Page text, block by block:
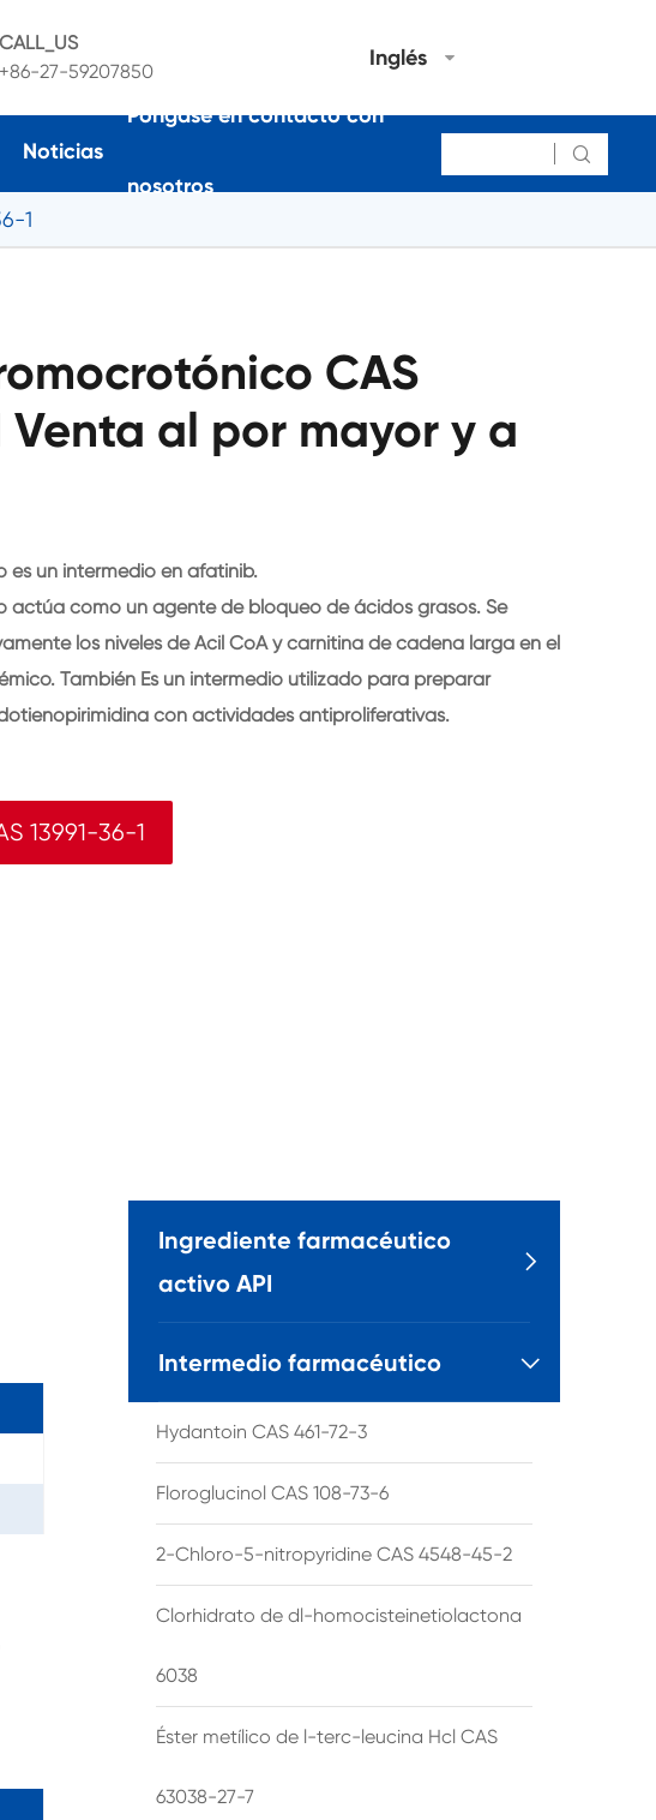
CALL_US
+86-27-59207850
Inglés
Noticias
Póngase en contacto con
nosotros

1
CAS
Venta al por mayor y a
un intermedio en afatinib.
actúa como un agente de bloqueo de ácidos grasos. Se
los niveles de Acil CoA y carnitina de cadena larga en el
También Es un intermedio utilizado para preparar
con actividades antiproliferativas.
13991-36-1
Ingrediente farmacéutico
activo API

Intermedio farmacéutico 
Hydantoin CAS 461-72-3
Floroglucinol CAS 108-73-6
2-Chloro-5-nitropyridine CAS 4548-45-2
Clorhidrato de dl-homocisteinetiolactona
6038
Éster metílico de l-terc-leucina Hcl CAS
63038-27-7